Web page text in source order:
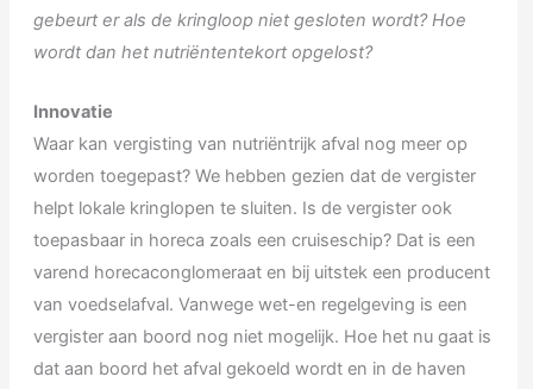
gebeurt er als de kringloop niet gesloten wordt? Hoe
wordt dan het nutriëntentekort opgelost?
Innovatie
Waar kan vergisting van nutriëntrijk afval nog meer op
worden toegepast? We hebben gezien dat de vergister
helpt lokale kringlopen te sluiten. Is de vergister ook
toepasbaar in horeca zoals een cruiseschip? Dat is een
varend horecaconglomeraat en bij uitstek een producent
van voedselafval. Vanwege wet-en regelgeving is een
vergister aan boord nog niet mogelijk. Hoe het nu gaat is
dat aan boord het afval gekoeld wordt en in de haven